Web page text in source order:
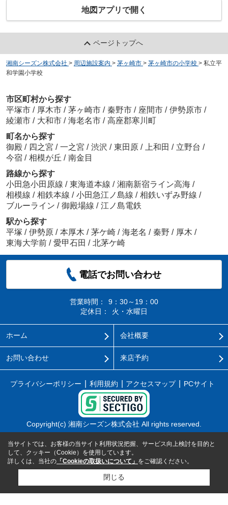
地図アプリで開く
ページトップへ
湘南シーズン株式会社 > 周辺施設案内 > 茅ヶ崎市 > 茅ヶ崎市の小学校 > 私立平
和学園小学校
市区町村から探す
平塚市 / 厚木市 / 茅ヶ崎市 / 秦野市 / 座間市 / 伊勢原市 /
綾瀬市 / 大和市 / 海老名市 / 高座郡寒川町
町名から探す
御殿 / 四之宮 / 一之宮 / 渋沢 / 東田原 / 上和田 / 立野台 /
今宿 / 相模が丘 / 南金目
路線から探す
小田急小田原線 / 東海道本線 / 湘南新宿ライン高海 /
相模線 / 相鉄本線 / 小田急江ノ島線 / 相鉄いずみ野線 /
ブルーライン / 御殿場線 / 江ノ島電鉄
駅から探す
平塚 / 伊勢原 / 本厚木 / 茅ケ崎 / 海老名 / 秦野 / 厚木 /
東海大学前 / 愛甲石田 / 北茅ケ崎
電話でお問い合わせ
営業時間：
9：30～19：00
定休日：
火・水曜日
ホーム 会社概要
お問い合わせ 来店予約
プライバシーポリシー 利用規約 アクセスマップ PCサイト
Copyright(c) 湘南シーズン株式会社 All rights reserved.
当サイトでは、お客様の当サイト利用状況把握、サービス向上検討を目的と
して、クッキー（Cookie）を使用しています。
詳しくは、当社の 「Cookieの取扱いについて」 をご確認ください。
閉じる